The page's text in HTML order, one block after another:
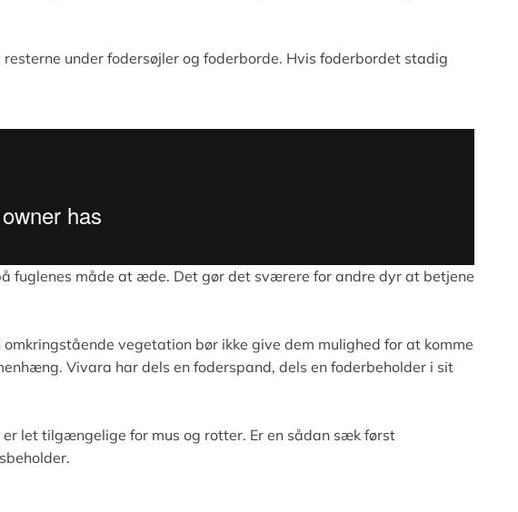
under fodersøjler og foderborde. Hvis foderbordet stadig
fuglenes måde at æde. Det gør det sværere for andre dyr at betjene
vegetation bør ikke give dem mulighed for at komme
Vivara har dels en foderspand, dels en foderbeholder i sit
let tilgængelige for mus og rotter. Er en sådan sæk først